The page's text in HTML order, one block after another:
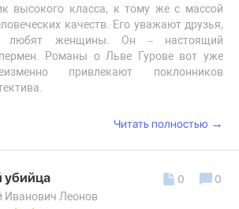
высокого класса, к тому же с массой
качеств. Его уважают друзья,
любят женщины. Он – настоящий
Романы о Льве Гурове вот уже
привлекают поклонников
Читать полностью →
убийца
Иванович Леонов
0 0